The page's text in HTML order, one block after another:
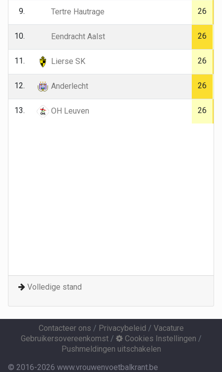
9. Tertre Hautrage 26
10. Eendracht Aalst 26
11. Lierse SK 26
12. Anderlecht 26
13. OH Leuven 26
Volledige stand
Contacteer ons / Privacybeleid / Vacature
Gebruikersovereenkomst/ Cookies Instellingen /
Pushmeldingen uitschakelen
© 2016-2026 www.vrouwenvoetbalkrant.be